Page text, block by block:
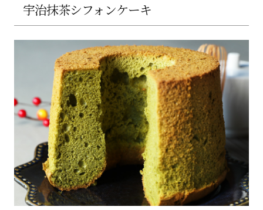
宇治抹茶シフォンケーキ